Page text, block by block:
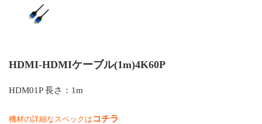
HDMI-HDMIケーブル(1m)4K60P
HDM01P 長さ：1m
機材の詳細なスペックは コチラ